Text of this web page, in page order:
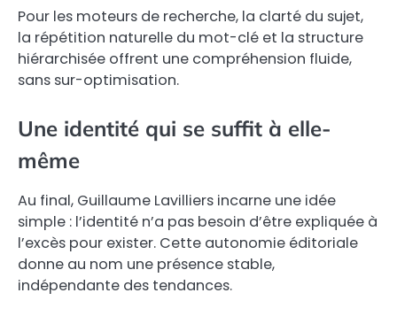
Pour les moteurs de recherche, la clarté du sujet,
la répétition naturelle du mot-clé et la structure
hiérarchisée offrent une compréhension fluide,
sans sur-optimisation.
Une identité qui se suffit à elle-
même
Au final, Guillaume Lavilliers incarne une idée
simple : l’identité n’a pas besoin d’être expliquée à
l’excès pour exister. Cette autonomie éditoriale
donne au nom une présence stable,
indépendante des tendances.